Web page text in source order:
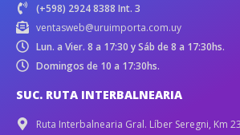
(+598) 2924 8388 Int. 3
ventasweb@uruimporta.com.uy
Lun. a Vier. 8 a 17:30 y Sáb de 8 a 17:30hs.
Domingos de 10 a 17:30hs.
SUC. RUTA INTERBALNEARIA
Ruta Interbalnearia Gral. Líber Seregni, Km